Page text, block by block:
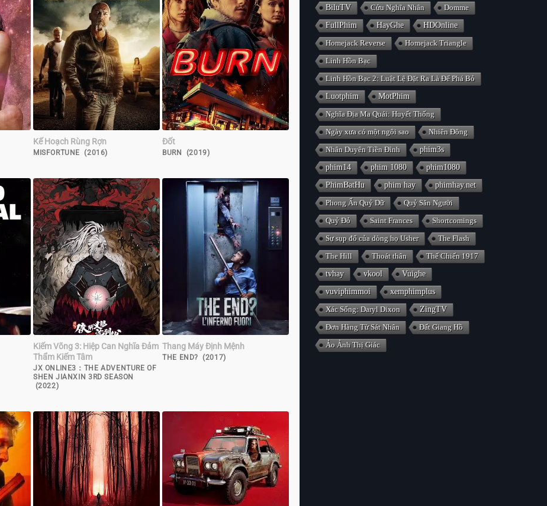
Kế Hoạch Rùng Rợn
MISFORTUNE (2016)
Đốt
BURN (2019)
Kiếm Võng 3: Hiệp Can Nghĩa Đảm
Thẩm Kiếm Tâm
JX ONLINE3：THE ADVENTURE OF
SHEN JIANXIN 3RD SEASON
(2022)
Thang Máy Định Mệnh
THE END? (2017)
BiluTV
Cửu Nghĩa Nhân
Domme
FullPhim
HayGhe
HDOnline
Homejack Reverse
Homejack Triangle
Linh Hồn Bạc
Linh Hồn Bạc 2: Luật Lệ Đặt Ra Là Để Phá Bỏ
Luotphim
MotPhim
Nghĩa Địa Ma Quái: Huyết Thống
Ngày xưa có một ngôi sao
Nhiên Đông
Nhân Duyên Tiền Đình
phim3s
phim14
phim 1080
phim1080
PhimBatHu
phim hay
phimhay.net
Phong Ấn Quỷ Dữ
Quỷ Săn Người
Quỷ Đỏ
Saint Frances
Shortcomings
Sự sụp đổ của dòng họ Usher
The Flash
The Hill
Thoát thân
Thế Chiến 1917
tvhay
vkool
Vuighe
vuviphimmoi
xemphimplus
Xác Sống: Daryl Dixon
ZingTV
Đơn Hàng Từ Sát Nhân
Đất Giang Hồ
Ảo Ảnh Thị Giác